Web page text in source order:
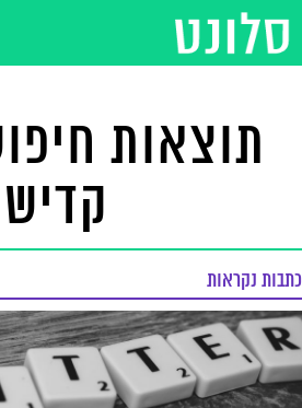
תוצאות
קדיש
כתבות נקראות